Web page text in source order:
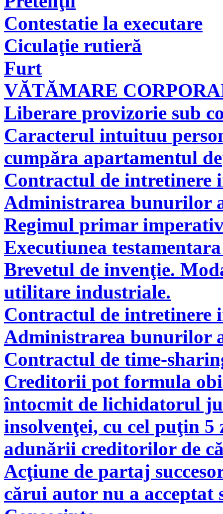
Contestatie la executare
Ciculaţie rutieră
Furt
VĂTĂMARE
Liberare provizorie sub
Caracterul intuituu
cumpăra apartamentul
Contractul de intretinere
Administrarea bunurilor
Regimul primar
Executiunea
Brevetul de invenţie.
utilitare industriale.
Contractul de intretinere
Administrarea bunurilor
Contractul de time-
Creditorii pot formula
întocmit de lichidatorul
insolvenţei, cu cel puţin
adunării creditorilor de
Acţiune de partaj
cărui autor nu a acceptat